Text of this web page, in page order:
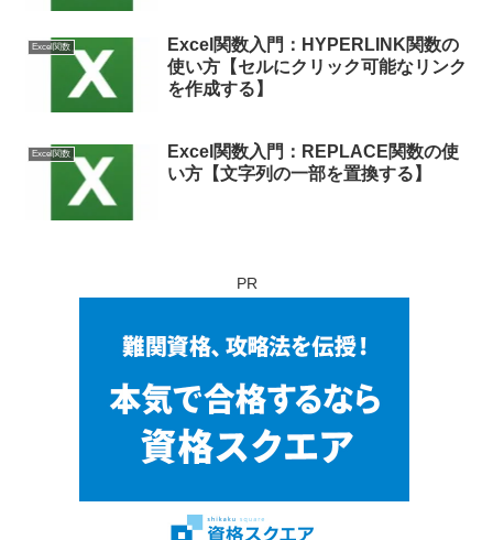
Excel関数
Excel関数入門：HYPERLINK関数の
使い方【セルにクリック可能なリンク
を作成する】
Excel関数
Excel関数入門：REPLACE関数の使
い方【文字列の一部を置換する】
PR